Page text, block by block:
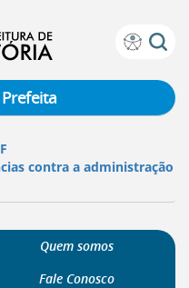
contra a administração
Quem somos
Fale Conosco